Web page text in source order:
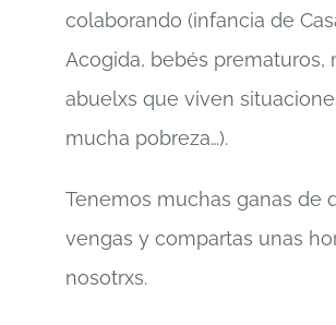
colaborando (infancia de
Acogida, bebés prematuros,
abuelxs que viven
mucha pobreza…).
Tenemos muchas ganas de
vengas y compartas unas
nosotrxs.